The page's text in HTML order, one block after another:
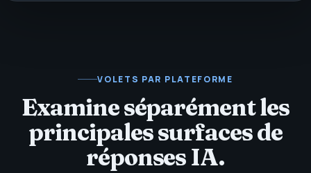
VOLETS PAR PLATEFORME
Examine séparément les
principales surfaces de
réponses IA.